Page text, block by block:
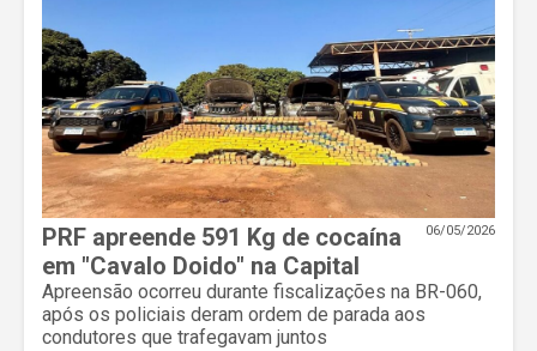
06/05/2026
PRF apreende 591 Kg de cocaína
em "Cavalo Doido" na Capital
Apreensão ocorreu durante fiscalizações na BR-060,
após os policiais deram ordem de parada aos
condutores que trafegavam juntos